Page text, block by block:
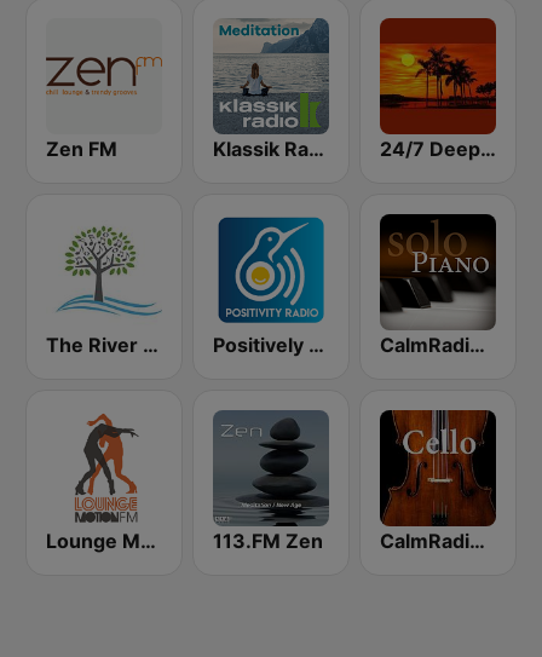
Zen FM Klassik Radio Meditation 24/7 Deep Sleep Music Relaxing Music Insomnia Sleep Relaxing Music Study Sleep Meditation
The River of Calm Positively Meditation CalmRadio.com - Solo Piano
Lounge Motion FM 113.FM Zen CalmRadio.com - Cello